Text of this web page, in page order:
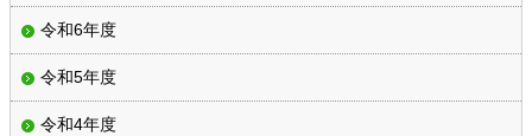
令和6年度
令和5年度
令和4年度